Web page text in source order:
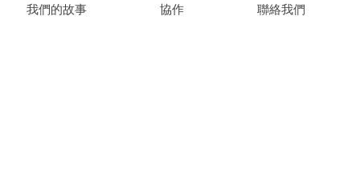
我們的故事 協作 聯絡我們